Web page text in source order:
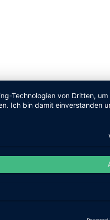
Technologien von Dritten,
Ich bin damit einverstanden